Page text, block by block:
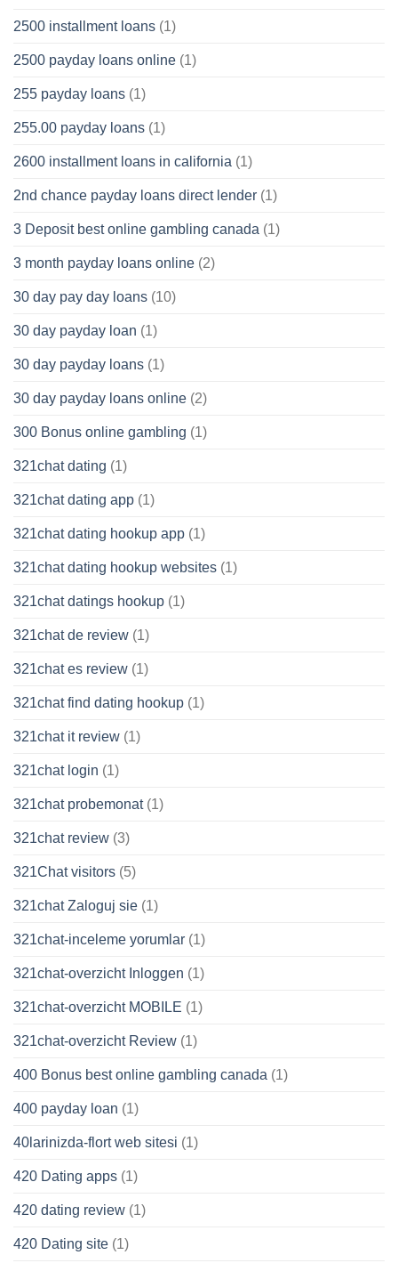
2500 installment loans (1)
2500 payday loans online (1)
255 payday loans (1)
255.00 payday loans (1)
2600 installment loans in california (1)
2nd chance payday loans direct lender (1)
3 Deposit best online gambling canada (1)
3 month payday loans online (2)
30 day pay day loans (10)
30 day payday loan (1)
30 day payday loans (1)
30 day payday loans online (2)
300 Bonus online gambling (1)
321chat dating (1)
321chat dating app (1)
321chat dating hookup app (1)
321chat dating hookup websites (1)
321chat datings hookup (1)
321chat de review (1)
321chat es review (1)
321chat find dating hookup (1)
321chat it review (1)
321chat login (1)
321chat probemonat(1)
321chat review (3)
321Chat visitors (5)
321chat Zaloguj sie (1)
321chat-inceleme yorumlar (1)
321chat-overzicht Inloggen (1)
321chat-overzicht MOBILE (1)
321chat-overzicht Review (1)
400 Bonus best online gambling canada (1)
400 payday loan (1)
40larinizda-flort web sitesi (1)
420 Dating apps (1)
420 dating review (1)
420 Dating site (1)